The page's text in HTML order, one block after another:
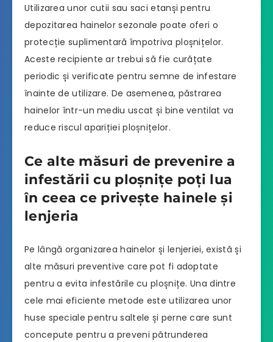
Utilizarea unor cutii sau saci etanși pentru
depozitarea hainelor sezonale poate oferi o
protecție suplimentară împotriva ploșnițelor.
Aceste recipiente ar trebui să fie curățate
periodic și verificate pentru semne de infestare
înainte de utilizare. De asemenea, păstrarea
hainelor într-un mediu uscat și bine ventilat va
reduce riscul apariției ploșnițelor.
Ce alte măsuri de prevenire a
infestării cu ploșnițe poți lua
în ceea ce privește hainele și
lenjeria
Pe lângă organizarea hainelor și lenjeriei, există și
alte măsuri preventive care pot fi adoptate
pentru a evita infestările cu ploșnițe. Una dintre
cele mai eficiente metode este utilizarea unor
huse speciale pentru saltele și perne care sunt
concepute pentru a preveni pătrunderea